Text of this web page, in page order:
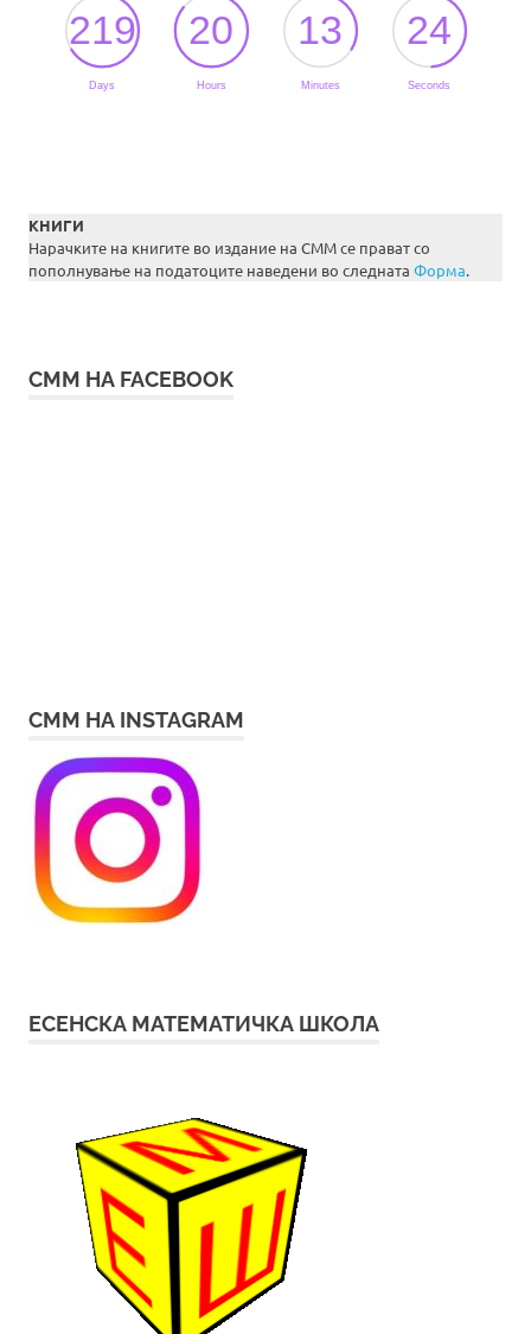
КНИГИ
Нарачките на книгите во издание на СММ се прават со
пополнување на податоците наведени во следната Форма.
СММ НА FACEBOOK
СММ НА INSTAGRAM
ЕСЕНСКА МАТЕМАТИЧКА ШКОЛА